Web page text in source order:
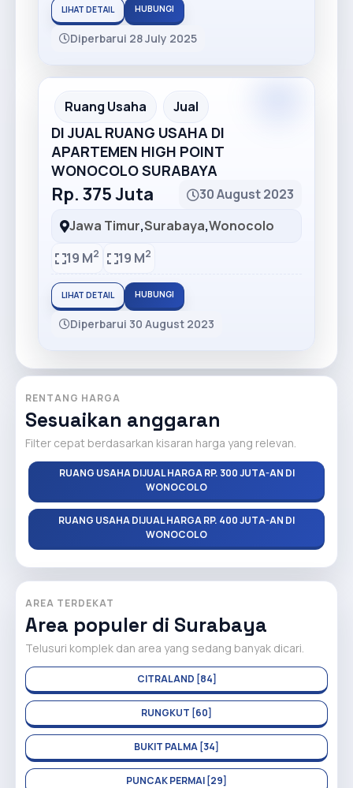
LIHAT DETAIL HUBUNGI
Diperbarui 28 July 2025
Recommended
Ruang Usaha Jual
DI JUAL RUANG USAHA DI
APARTEMEN HIGH POINT
WONOCOLO SURABAYA
Rp. 375 Juta
30 August 2023
Jawa Timur,Surabaya,Wonocolo
19 M2 19 M2
LIHAT DETAIL HUBUNGI
Diperbarui 30 August 2023
RENTANG HARGA
Sesuaikan anggaran
Filter cepat berdasarkan kisaran harga yang relevan.
RUANG USAHA DIJUAL HARGA RP. 300 JUTA-AN DI
WONOCOLO
RUANG USAHA DIJUAL HARGA RP. 400 JUTA-AN DI
WONOCOLO
AREA TERDEKAT
Area populer di Surabaya
Telusuri komplek dan area yang sedang banyak dicari.
CITRALAND [84]
RUNGKUT [60]
BUKIT PALMA [34]
PUNCAK PERMAI [29]